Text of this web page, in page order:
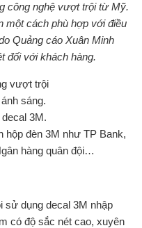
công nghệ vượt trội từ Mỹ.
một cách phù hợp với điều
Quảng cáo Xuân Minh
đối với khách hàng.
vượt trội
sáng.
3M.
hộp đèn 3M như TP Bank,
hàng quân đội…
sử dụng decal 3M nhập
có độ sắc nét cao, xuyên